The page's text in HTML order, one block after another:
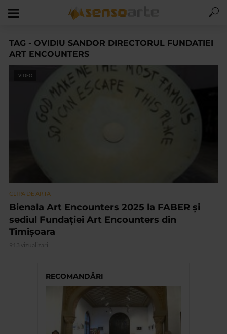
TAG - OVIDIU SANDOR DIRECTORUL FUNDATIEI
ART ENCOUNTERS
VIDEO
CLIPA DE ARTA
Bienala Art Encounters 2025 la FABER și
sediul Fundației Art Encounters din
Timișoara
913 vizualizari
RECOMANDĂRI